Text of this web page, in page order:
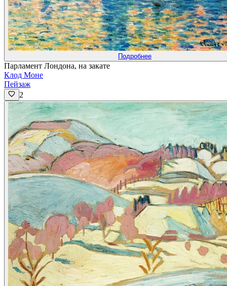
Подробнее
Парламент Лондона, на закате
Клод Моне
Пейзаж
2